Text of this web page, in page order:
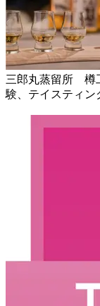
三郎丸蒸留所 樽
験、テイスティ